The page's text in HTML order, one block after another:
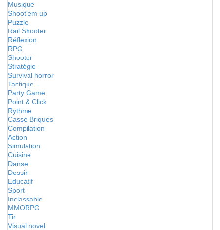
Musique
Shoot'em up
Puzzle
Rail Shooter
Réflexion
RPG
Shooter
Stratégie
Survival horror
Tactique
Party Game
Point & Click
Rythme
Casse Briques
Compilation
Action
Simulation
Cuisine
Danse
Dessin
Educatif
Sport
Inclassable
MMORPG
Tir
Visual novel